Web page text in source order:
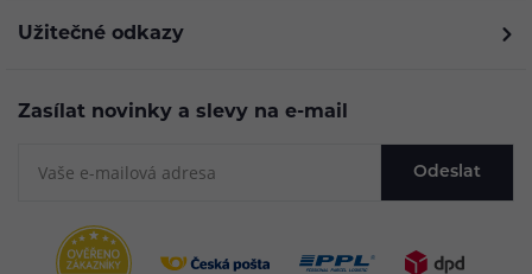
Užitečné odkazy
Zasílat novinky a slevy na e-mail
Odeslat